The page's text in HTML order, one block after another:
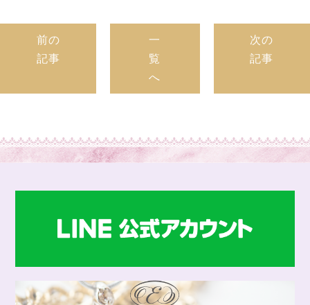
前の
記事
一
覧
へ
次の
記事